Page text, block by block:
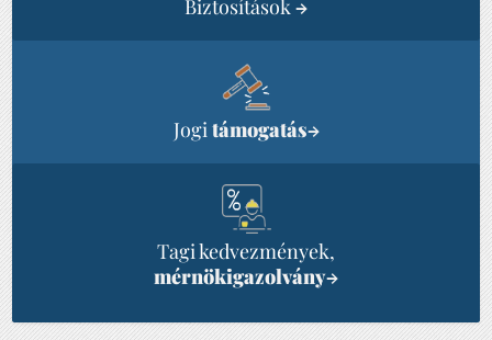
Biztosítások→
Jogi támogatás→
Tagi kedvezmények,
mérnökigazolvány→